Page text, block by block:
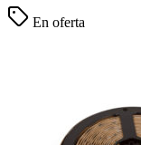
En oferta